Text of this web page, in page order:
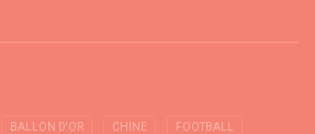
BALLON D'OR CHINE FOOTBALL